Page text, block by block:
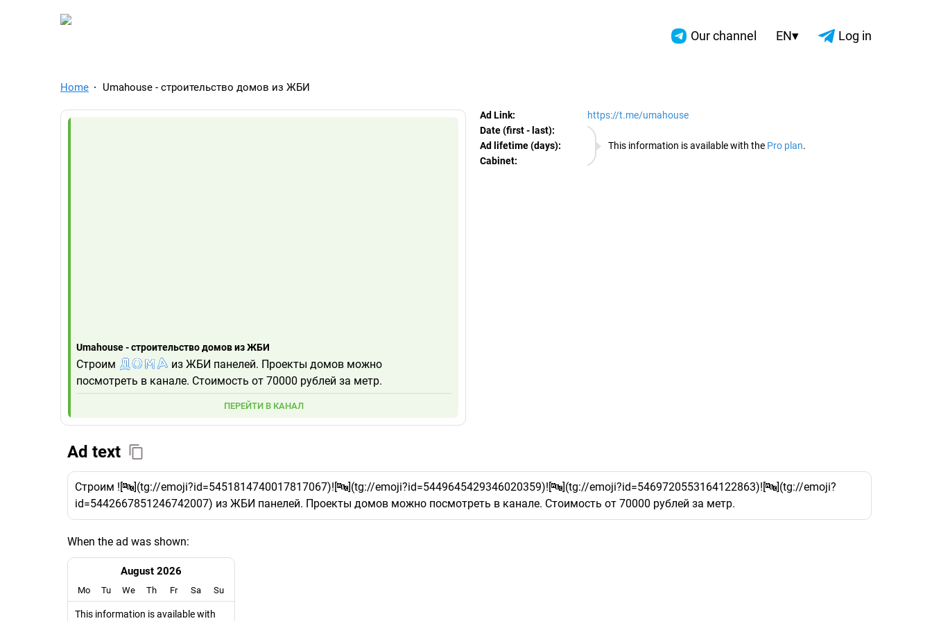
TelegramAds.com — Telegram Ads Spy Our channel EN▾ Log in
Home Umahouse - строительство домов из ЖБИ
Umahouse - строительство домов из ЖБИ
Строим
из ЖБИ панелей. Проекты домов можно
посмотреть в канале. Стоимость от 70000 рублей за метр.
ПЕРЕЙТИ В КАНАЛ
Ad Link: https://t.me/umahouse
This information is available with the Pro plan.
Date (first - last):
07.08.2026
Ad lifetime (days):
Cabinet:
EURO
Ad text
Строим ![🔤](tg://emoji?id=5451814740017817067)![🔤](tg://emoji?id=5449645429346020359)![🔤](tg://emoji?id=5469720553164122863)![🔤](tg://emoji?
id=5442667851246742007) из ЖБИ панелей. Проекты домов можно посмотреть в канале. Стоимость от 70000 рублей за метр.
When the ad was shown:
August 2026
Mo Tu We Th Fr Sa Su
This information is available with